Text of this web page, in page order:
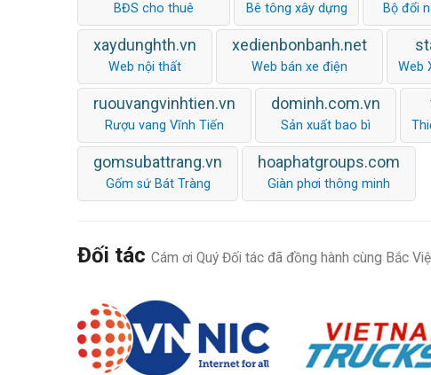
BĐS cho thuê Bê tông xây dựng Bộ đổi
xaydunghth.vn
Web nội thất
xedienbonbanh.net
Web bán xe điện Web
ruouvangvinhtien.vn
Rượu vang Vĩnh Tiến
dominh.com.vn
Sản xuất bao bì
gomsubattrang.vn
Gốm sứ Bát Tràng
hoaphatgroups.com
Giàn phơi thông minh
Đối tác Cám ơi Quý Đối tác đã đồng hành cùng Bắc